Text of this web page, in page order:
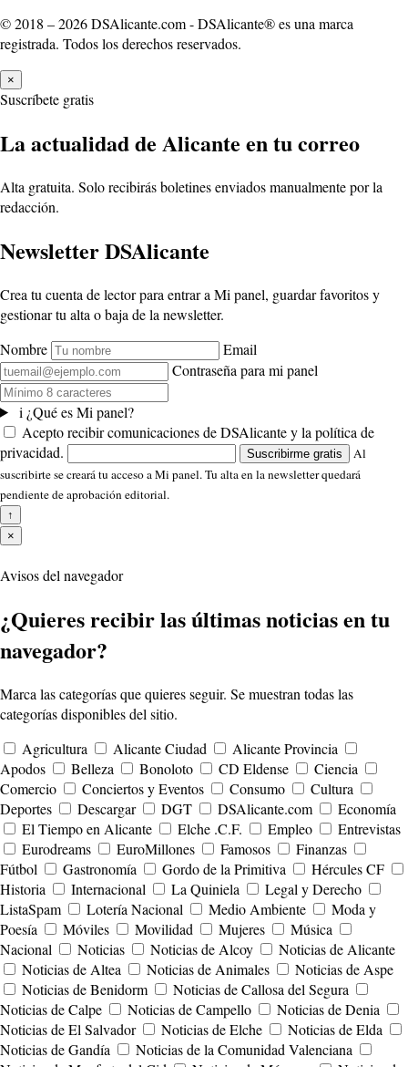
© 2018 – 2026 DSAlicante.com - DSAlicante® es una marca
registrada. Todos los derechos reservados.
×
Suscríbete gratis
La actualidad de Alicante en tu correo
Alta gratuita. Solo recibirás boletines enviados manualmente por la
redacción.
Newsletter DSAlicante
Crea tu cuenta de lector para entrar a Mi panel, guardar favoritos y
gestionar tu alta o baja de la newsletter.
Nombre
Email
Contraseña para mi panel
i ¿Qué es Mi panel?
Acepto recibir comunicaciones de DSAlicante y la política de
privacidad.
Suscribirme gratis
Al
suscribirte se creará tu acceso a Mi panel. Tu alta en la newsletter quedará
pendiente de aprobación editorial.
↑
×
Avisos del navegador
¿Quieres recibir las últimas noticias en tu
navegador?
Marca las categorías que quieres seguir. Se muestran todas las
categorías disponibles del sitio.
Agricultura
Alicante Ciudad
Alicante Provincia
Apodos
Belleza Bonoloto CD Eldense
Ciencia
Comercio
Conciertos y Eventos Consumo
Cultura
Deportes
Descargar DGT DSAlicante.com
Economía
El Tiempo en Alicante
Elche .C.F. Empleo
Entrevistas
Eurodreams
EuroMillones Famosos
Finanzas
Fútbol
Gastronomía Gordo de la Primitiva
Hércules CF
Historia
Internacional La Quiniela
Legal y Derecho
ListaSpam
Lotería Nacional Medio Ambiente
Moda y
Poesía
Móviles Movilidad Mujeres
Música
Nacional
Noticias Noticias de Alcoy
Noticias de Alicante
Noticias de Altea
Noticias de Animales
Noticias de Aspe
Noticias de Benidorm
Noticias de Callosa del Segura
Noticias de Calpe
Noticias de Campello
Noticias de Denia
Noticias de El Salvador
Noticias de Elche
Noticias de Elda
Noticias de Gandía
Noticias de la Comunidad Valenciana